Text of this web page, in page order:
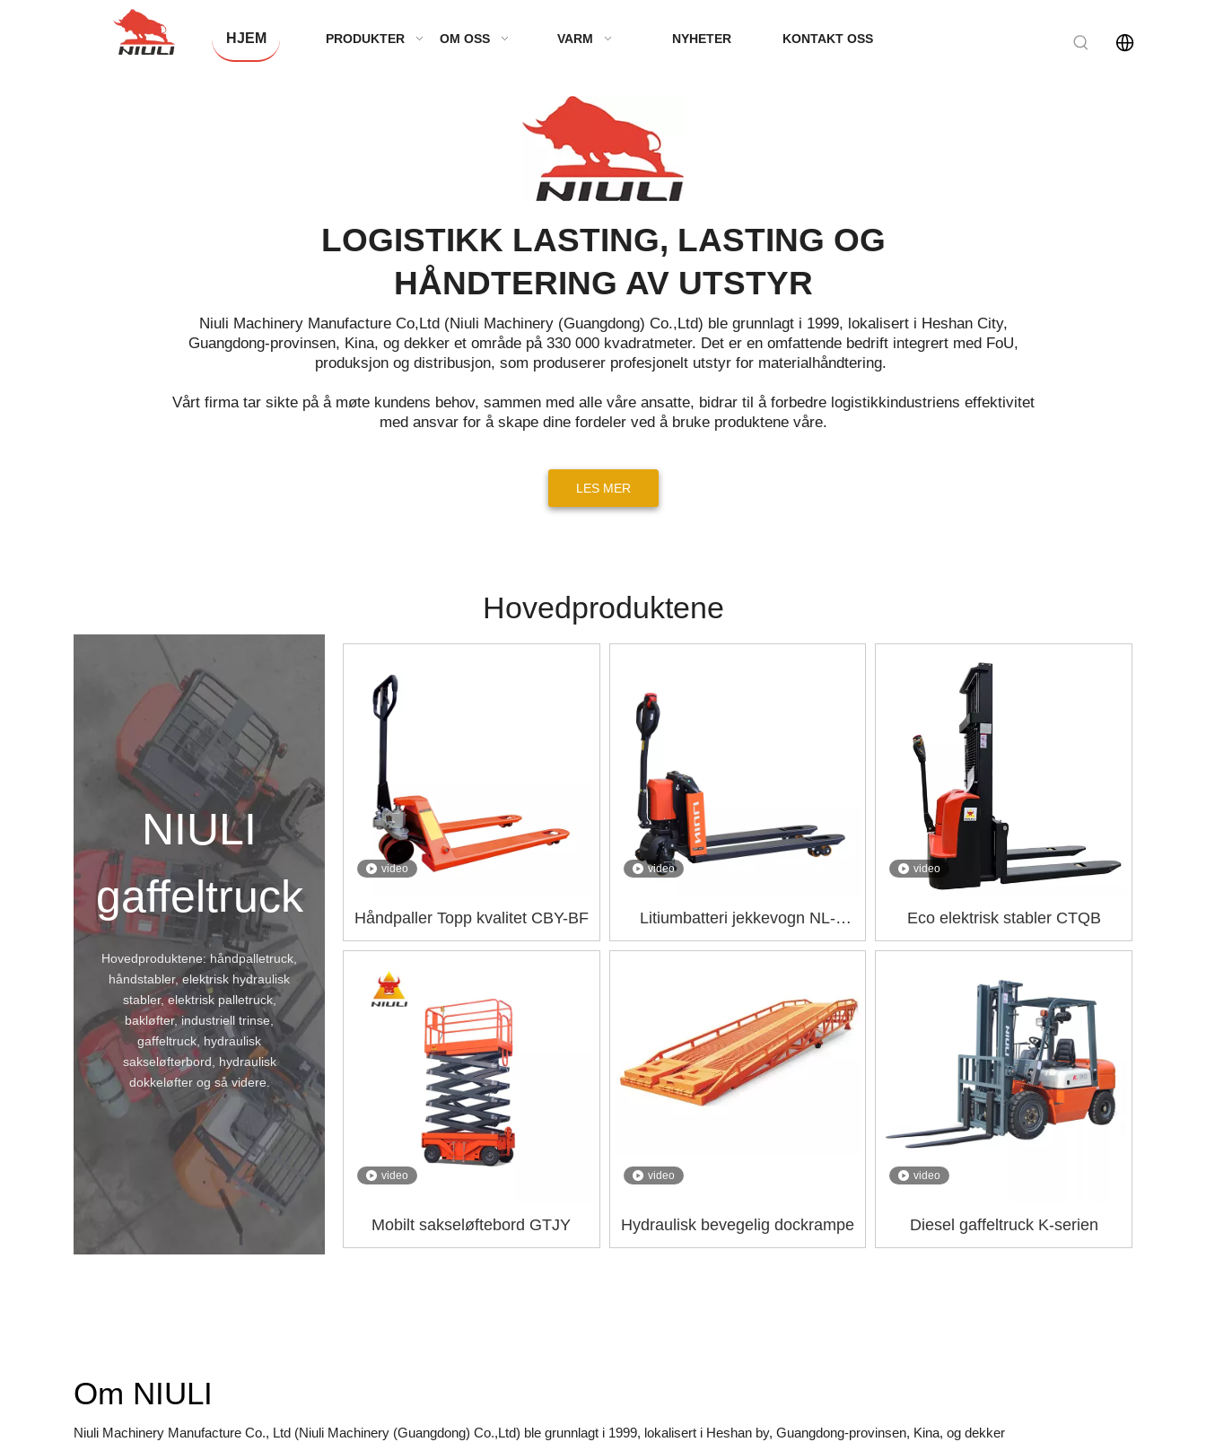
HJEM PRODUKTER OM OSS VARM NYHETER KONTAKT OSS
LOGISTIKK LASTING, LASTING OG
HÅNDTERING AV UTSTYR
Niuli Machinery Manufacture Co,Ltd (Niuli Machinery (Guangdong) Co.,Ltd) ble grunnlagt i 1999, lokalisert i Heshan City,
Guangdong-provinsen, Kina, og dekker et område på 330 000 kvadratmeter. Det er en omfattende bedrift integrert med FoU,
produksjon og distribusjon, som produserer profesjonelt utstyr for materialhåndtering.
Vårt firma tar sikte på å møte kundens behov, sammen med alle våre ansatte, bidrar til å forbedre logistikkindustriens effektivitet
med ansvar for å skape dine fordeler ved å bruke produktene våre.
LES MER
Hovedproduktene
NIULI
gaffeltruck
Hovedproduktene: håndpalletruck,
håndstabler, elektrisk hydraulisk
stabler, elektrisk palletruck,
bakløfter, industriell trinse,
gaffeltruck, hydraulisk
sakseløfterbord, hydraulisk
dokkeløfter og så videre.
video
Håndpaller Topp kvalitet CBY-BF
video
Litiumbatteri jekkevogn NL-
EPT15Q
video
Eco elektrisk stabler CTQB
video
Mobilt sakseløftebord GTJY
video
Hydraulisk bevegelig dockrampe
video
Diesel gaffeltruck K-serien
Om NIULI
Niuli Machinery Manufacture Co., Ltd (Niuli Machinery (Guangdong) Co.,Ltd) ble grunnlagt i 1999, lokalisert i Heshan by, Guangdong-provinsen, Kina, og dekker